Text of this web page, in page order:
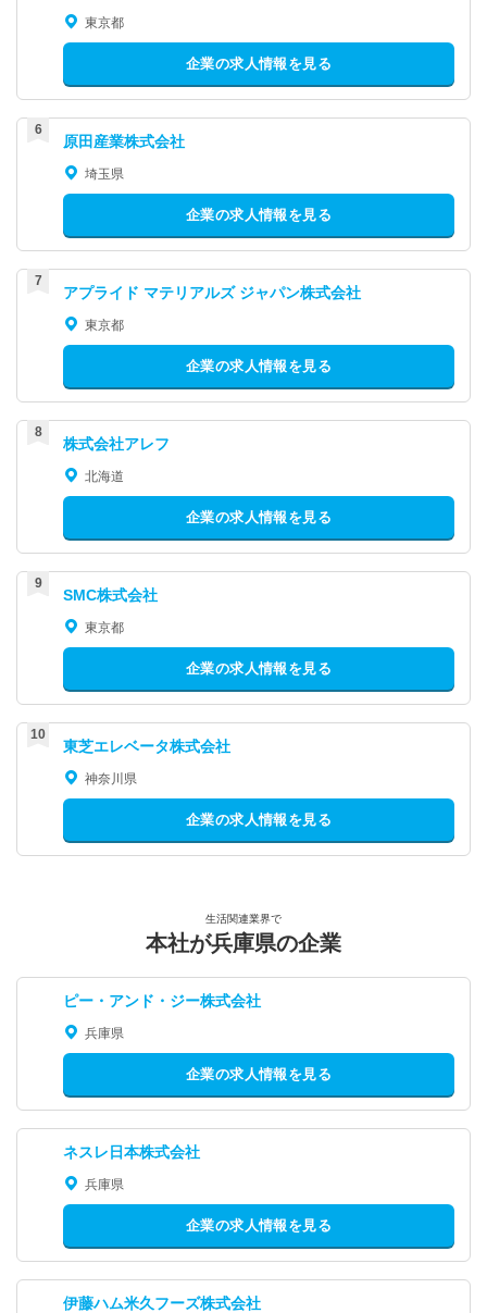
東京都
企業の求人情報を見る
原田産業株式会社
埼玉県
企業の求人情報を見る
アプライド マテリアルズ ジャパン株式会社
東京都
企業の求人情報を見る
株式会社アレフ
北海道
企業の求人情報を見る
SMC株式会社
東京都
企業の求人情報を見る
東芝エレベータ株式会社
神奈川県
企業の求人情報を見る
生活関連業界で
本社が兵庫県の企業
ピー・アンド・ジー株式会社
兵庫県
企業の求人情報を見る
ネスレ日本株式会社
兵庫県
企業の求人情報を見る
伊藤ハム米久フーズ株式会社